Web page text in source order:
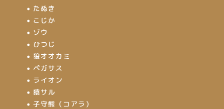
たぬき
こじか
ゾウ
ひつじ
狼オオカミ
ペガサス
ライオン
猿サル
子守熊（コアラ）